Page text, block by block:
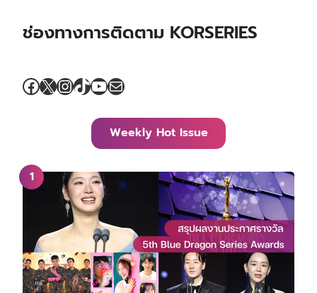
ช่องทางการติดตาม KORSERIES
Facebook
X Instagram
TikTok
YouTube
Mail
Weekly Hot Issue